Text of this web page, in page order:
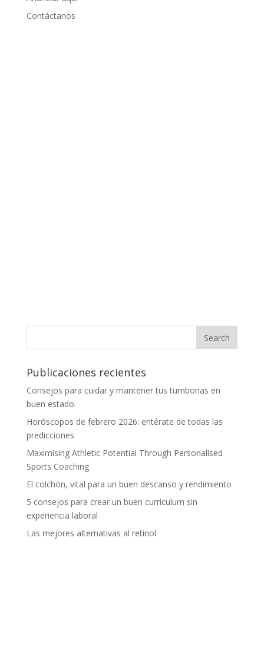
Contáctanos
Publicaciones recientes
Consejos para cuidar y mantener tus tumbonas en
buen estado.
Horóscopos de febrero 2026: entérate de todas las
predicciones
Maximising Athletic Potential Through Personalised
Sports Coaching
El colchón, vital para un buen descanso y rendimiento
5 consejos para crear un buen currículum sin
experiencia laboral
Las mejores alternativas al retinol